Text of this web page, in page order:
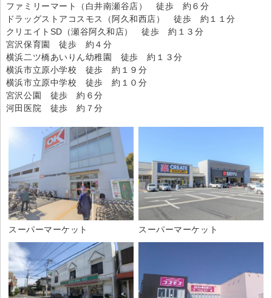
ファミリーマート（白井南瀬谷店） 徒歩 約６分
ドラッグストアコスモス（阿久和西店） 徒歩 約１１分
クリエイトSD（瀬谷阿久和店） 徒歩 約１３分
宮沢保育園 徒歩 約４分
横浜二ツ橋あいりん幼稚園 徒歩 約１３分
横浜市立原小学校 徒歩 約１９分
横浜市立原中学校 徒歩 約１０分
宮沢公園 徒歩 約６分
河田医院 徒歩 約７分
スーパーマーケット スーパーマーケット